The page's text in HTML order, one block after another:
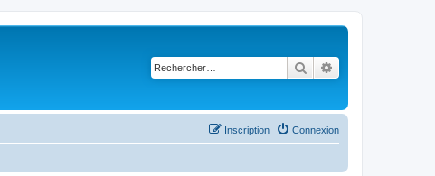
Rechercher
Connexion
Inscription